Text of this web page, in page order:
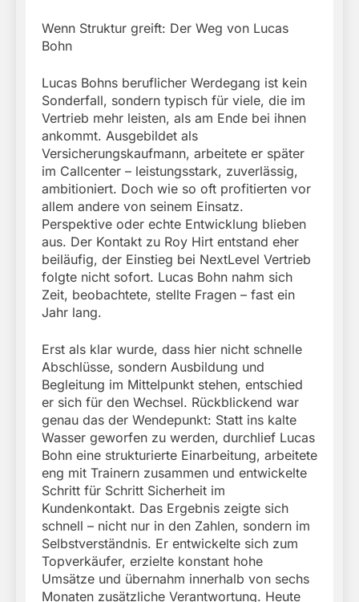
Wenn Struktur greift: Der Weg von Lucas
Bohn
Lucas Bohns beruflicher Werdegang ist kein
Sonderfall, sondern typisch für viele, die im
Vertrieb mehr leisten, als am Ende bei ihnen
ankommt. Ausgebildet als
Versicherungskaufmann, arbeitete er später
im Callcenter – leistungsstark, zuverlässig,
ambitioniert. Doch wie so oft profitierten vor
allem andere von seinem Einsatz.
Perspektive oder echte Entwicklung blieben
aus. Der Kontakt zu Roy Hirt entstand eher
beiläufig, der Einstieg bei NextLevel Vertrieb
folgte nicht sofort. Lucas Bohn nahm sich
Zeit, beobachtete, stellte Fragen – fast ein
Jahr lang.
Erst als klar wurde, dass hier nicht schnelle
Abschlüsse, sondern Ausbildung und
Begleitung im Mittelpunkt stehen, entschied
er sich für den Wechsel. Rückblickend war
genau das der Wendepunkt: Statt ins kalte
Wasser geworfen zu werden, durchlief Lucas
Bohn eine strukturierte Einarbeitung, arbeitete
eng mit Trainern zusammen und entwickelte
Schritt für Schritt Sicherheit im
Kundenkontakt. Das Ergebnis zeigte sich
schnell – nicht nur in den Zahlen, sondern im
Selbstverständnis. Er entwickelte sich zum
Topverkäufer, erzielte konstant hohe
Umsätze und übernahm innerhalb von sechs
Monaten zusätzliche Verantwortung. Heute